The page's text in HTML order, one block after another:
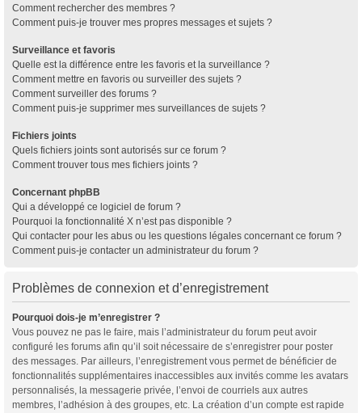
Comment rechercher des membres ?
Comment puis-je trouver mes propres messages et sujets ?
Surveillance et favoris
Quelle est la différence entre les favoris et la surveillance ?
Comment mettre en favoris ou surveiller des sujets ?
Comment surveiller des forums ?
Comment puis-je supprimer mes surveillances de sujets ?
Fichiers joints
Quels fichiers joints sont autorisés sur ce forum ?
Comment trouver tous mes fichiers joints ?
Concernant phpBB
Qui a développé ce logiciel de forum ?
Pourquoi la fonctionnalité X n’est pas disponible ?
Qui contacter pour les abus ou les questions légales concernant ce forum ?
Comment puis-je contacter un administrateur du forum ?
Problèmes de connexion et d’enregistrement
Pourquoi dois-je m’enregistrer ?
Vous pouvez ne pas le faire, mais l’administrateur du forum peut avoir
configuré les forums afin qu’il soit nécessaire de s’enregistrer pour poster
des messages. Par ailleurs, l’enregistrement vous permet de bénéficier de
fonctionnalités supplémentaires inaccessibles aux invités comme les avatars
personnalisés, la messagerie privée, l’envoi de courriels aux autres
membres, l’adhésion à des groupes, etc. La création d’un compte est rapide